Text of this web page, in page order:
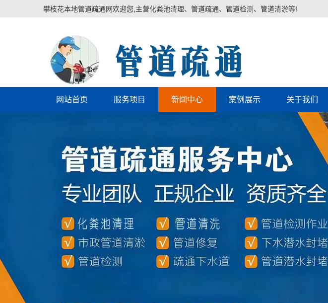
攀枝花本地管道疏通网欢迎您,主营化粪池清理、管道疏通、管道检测、管道清淤等!
网站首页 服务项目 新闻中心 案例展示 关于我们